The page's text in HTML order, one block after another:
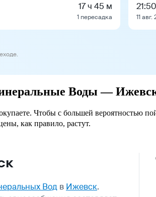
17 ч 45 м
1 пересадка
21:50
11 авг.
Воды —
Чтобы с большей вероятностью
как правило, растут.
Вод в Ижевск.